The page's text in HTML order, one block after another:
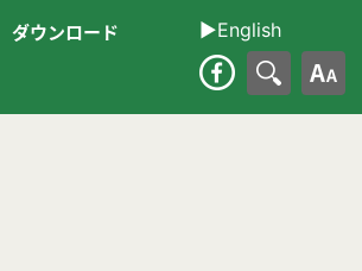
ダウンロード
▶︎English